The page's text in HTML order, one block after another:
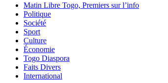
Matin Libre Togo, Premiers sur l’info
Politique
Société
Sport
Culture
Économie
Togo Diaspora
Faits Divers
International